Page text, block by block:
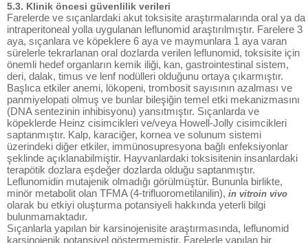
5.3. Klinik öncesi güvenlilik verileri
Farelerde ve sıçanlardaki akut toksisite araştırmalarında oral ya da
intraperitoneal yolla uygulanan leflunomid araştırılmıştır. Farelere 3
aya, sıçanlara ve köpeklere 6 aya ve maymunlara 1 aya varan
sürelerle tekrarlanan oral dozlarda verilen leflunomid, toksisite için
önemli hedef organların kemik iliği, kan, gastrointestinal sistem,
deri, dalak, timus ve lenf nodülleri olduğunu ortaya çıkarmıştır.
Başlıca etkiler anemi, lökopeni, trombosit sayısının azalması ve
panmiyelopati olmuş ve bunlar bileşiğin temel etki mekanizmasını
(DNA sentezinin inhibisyonu) yansıtmıştır. Sıçanlarda ve
köpeklerde Heinz cisimcikleri ve/veya Howell-Jolly cisimcikleri
saptanmıştır. Kalp, karaciğer, kornea ve solunum sistemi
üzerindeki diğer etkiler, immünosupresyona bağlı enfeksiyonlar
şeklinde açıklanabilmiştir. Hayvanlardaki toksisitenin insanlardaki
terapötik dozlara eşdeğer dozlarda olduğu saptanmıştır.
Leflunomidin mutajenik olmadığı görülmüştür. Bununla birlikte,
minör metabolit olan TFMA (4-trifluorometilanilin), in vitroin vivo
olarak bu etkiyi oluşturma potansiyeli hakkında yeterli bilgi
bulunmamaktadır.
Sıçanlarla yapılan bir karsinojenisite araştırmasında, leflunomid
karsinojenik potansiyel göstermemiştir. Farelerle yapılan bir